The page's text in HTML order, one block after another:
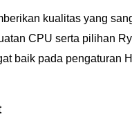
kualitas yang
CPU serta pilihan
baik pada pengaturan